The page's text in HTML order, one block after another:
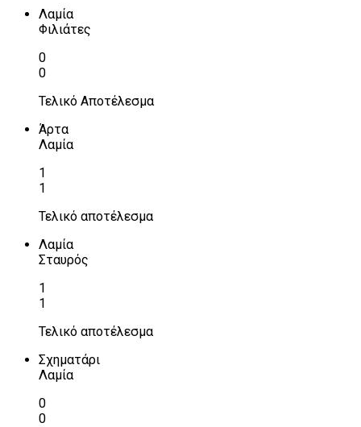
Λαμία
Φιλιάτες
0
0
Τελικό Αποτέλεσμα
Άρτα
Λαμία
1
1
Τελικό αποτέλεσμα
Λαμία
Σταυρός
1
1
Τελικό αποτέλεσμα
Σχηματάρι
Λαμία
0
0